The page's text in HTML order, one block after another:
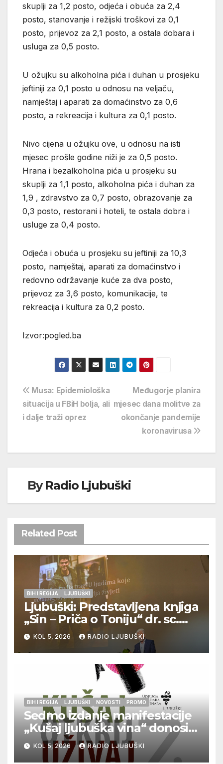
skuplji za 1,2 posto, odjeća i obuća za 2,4
posto, stanovanje i režijski troškovi za 0,1
posto, prijevoz za 2,1 posto, a ostala dobara i
usluga za 0,5 posto.
U ožujku su alkoholna pića i duhan u prosjeku
jeftiniji za 0,1 posto u odnosu na veljaču,
namještaj i aparati za domaćinstvo za 0,6
posto, a rekreacija i kultura za 0,1 posto.
Nivo cijena u ožujku ove, u odnosu na isti
mjesec prošle godine niži je za 0,5 posto.
Hrana i bezalkoholna pića u prosjeku su
skuplji za 1,1 posto, alkoholna pića i duhan za
1,9 , zdravstvo za 0,7 posto, obrazovanje za
0,3 posto, restorani i hoteli, te ostala dobra i
usluge za 0,4 posto.
Odjeća i obuća u prosjeku su jeftiniji za 10,3
posto, namještaj, aparati za domaćinstvo i
redovno održavanje kuće za dva posto,
prijevoz za 3,6 posto, komunikacije, te
rekreacija i kultura za 0,2 posto.
Izvor:pogled.ba
Navigacija
objava
Međugorje planira
mjesec dana molitve za
okončanje pandemije
koronavirusa
Musa: Epidemiološka
situacija u FBiH bolja, ali
i dalje traži oprez
ByRadio Ljubuški
Related Post
BIH I REGIJA LJUBUŠKI
Ljubuški: Predstavljena knjiga
„Sin – Priča o Toniju“ dr. sc.
Zdenka Hercega
KOL 5, 2026 RADIO LJUBUŠKI
BIH I REGIJA LJUBUŠKI NOVOSTI PROMO
Sedmo izdanje manifestacije
„Kušaj ljubuška vina“ donosi
vrhunska vina, gastronomiju i
glazbu
KOL 5, 2026 RADIO LJUBUŠKI